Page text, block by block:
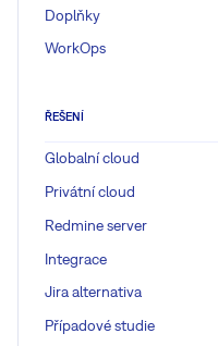
Doplňky
WorkOps
ŘEŠENÍ
Globalní cloud
Privátní cloud
Redmine server
Integrace
Jira alternativa
Případové studie